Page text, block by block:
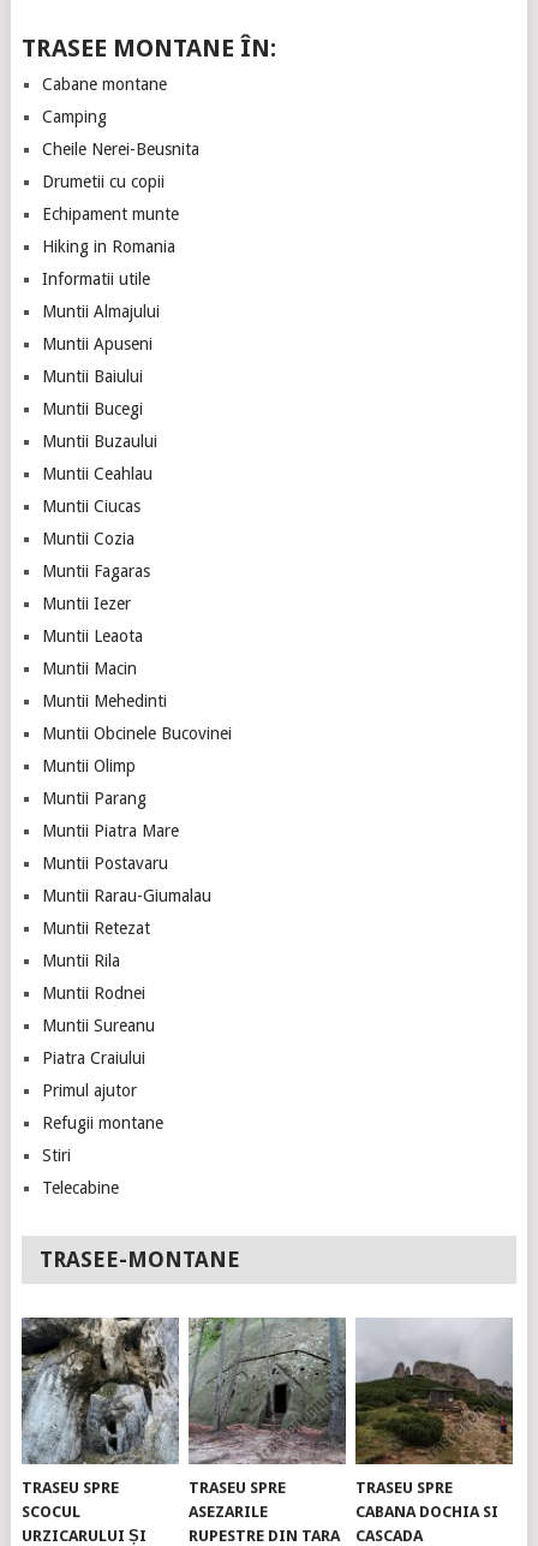
TRASEE MONTANE ÎN:
Cabane montane
Camping
Cheile Nerei-Beusnita
Drumetii cu copii
Echipament munte
Hiking in Romania
Informatii utile
Muntii Almajului
Muntii Apuseni
Muntii Baiului
Muntii Bucegi
Muntii Buzaului
Muntii Ceahlau
Muntii Ciucas
Muntii Cozia
Muntii Fagaras
Muntii Iezer
Muntii Leaota
Muntii Macin
Muntii Mehedinti
Muntii Obcinele Bucovinei
Muntii Olimp
Muntii Parang
Muntii Piatra Mare
Muntii Postavaru
Muntii Rarau-Giumalau
Muntii Retezat
Muntii Rila
Muntii Rodnei
Muntii Sureanu
Piatra Craiului
Primul ajutor
Refugii montane
Stiri
Telecabine
TRASEE-MONTANE
TRASEU SPRE
SCOCUL
URZICARULUI ȘI
TRASEU SPRE
ASEZARILE
RUPESTRE DIN TARA
TRASEU SPRE
CABANA DOCHIA SI
CASCADA